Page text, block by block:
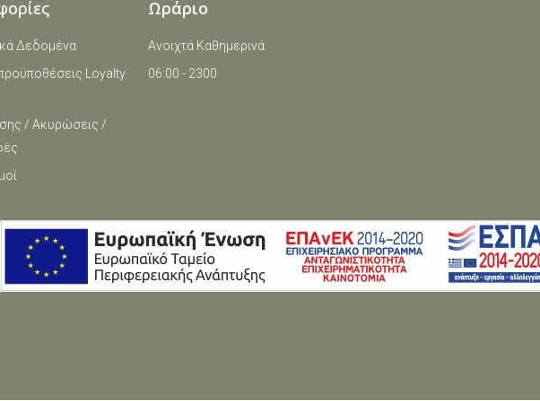
Δεδομένα
Loyalty
/ Ακυρώσεις /
Ωράριο
Ανοιχτά Καθημερινά
06:00 - 2300